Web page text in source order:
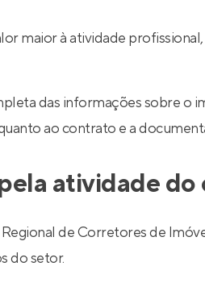
maior à atividade
das informações sobre o
ao contrato e a
atividade
de Corretores de
do setor.